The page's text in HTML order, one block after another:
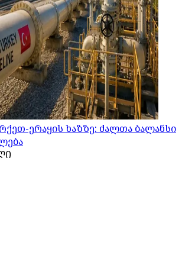
ერაყის ხაზზე: ძალთა ბალანსი